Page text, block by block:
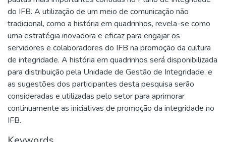
do IFB. A utilização de um meio de comunicação não
tradicional, como a história em quadrinhos, revela-se como
uma estratégia inovadora e eficaz para engajar os
servidores e colaboradores do IFB na promoção da cultura
de integridade. A história em quadrinhos será disponibilizada
para distribuição pela Unidade de Gestão de Integridade, e
as sugestões dos participantes desta pesquisa serão
consideradas e utilizadas pelo setor para aprimorar
continuamente as iniciativas de promoção da integridade no
IFB.